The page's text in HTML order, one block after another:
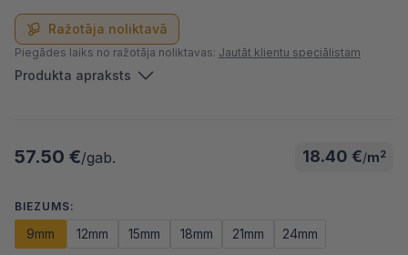
Ražotāja noliktavā
Piegādes laiks no ražotāja noliktavas: Jautāt klientu speciālistam
Produkta apraksts
57.50 €/gab. 18.40 €/m2
BIEZUMS:
9mm 12mm 15mm 18mm 21mm 24mm